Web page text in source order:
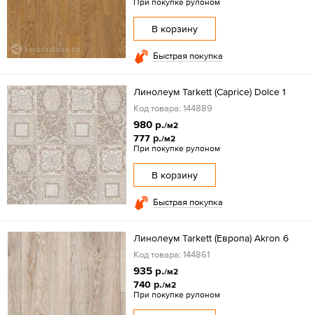
При покупке рулоном
В корзину
Быстрая покупка
Линолеум Tarkett (Caprice) Dolce 1
Код товара: 144889
980 р./м2
777 р./м2
При покупке рулоном
В корзину
Быстрая покупка
Линолеум Tarkett (Европа) Akron 6
Код товара: 144861
935 р./м2
740 р./м2
При покупке рулоном